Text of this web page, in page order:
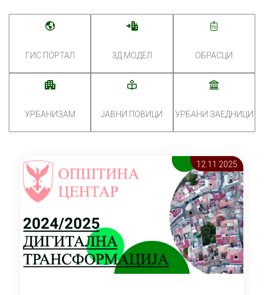
ГИС ПОРТАЛ 3Д МОДЕЛ ОБРАСЦИ
УРБАНИЗАМ ЈАВНИ ПОВИЦИ УРБАНИ ЗАЕДНИЦИ
12.11 2025